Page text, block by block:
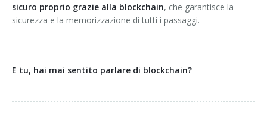
sicuro proprio grazie alla blockchain, che garantisce la
sicurezza e la memorizzazione di tutti i passaggi.
E tu, hai mai sentito parlare di blockchain?